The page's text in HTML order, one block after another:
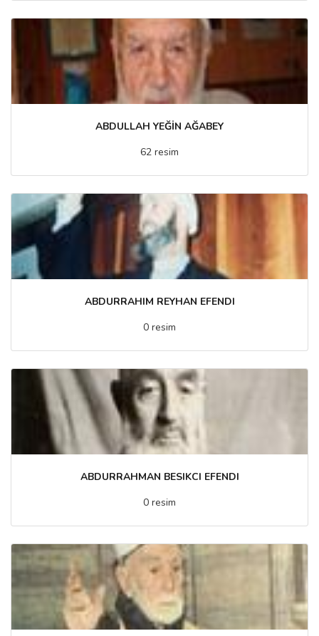
ABDULLAH YEĞİN AĞABEY
62 resim
ABDURRAHIM REYHAN EFENDI
0 resim
ABDURRAHMAN BESIKCI EFENDI
0 resim